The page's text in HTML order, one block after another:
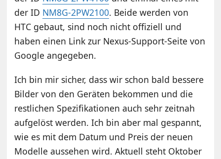
der ID NM8G-2PW2100. Beide werden von
HTC gebaut, sind noch nicht offiziell und
haben einen Link zur Nexus-Support-Seite von
Google angegeben.
Ich bin mir sicher, dass wir schon bald bessere
Bilder von den Geräten bekommen und die
restlichen Spezifikationen auch sehr zeitnah
aufgelöst werden. Ich bin aber mal gespannt,
wie es mit dem Datum und Preis der neuen
Modelle aussehen wird. Aktuell steht Oktober